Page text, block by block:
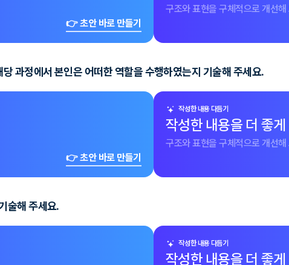
👉 초안 바로 만들기
구조와 표현을 구체적으로 개선해
과정에서 본인은 어떠한 역할을 수행하였는지 기술해 주세요.
👉 초안 바로 만들기
작성한 내용 다듬기
작성한 내용을 더 좋
구조와 표현을 구체적으로 개선해
술해 주세요.
작성한 내용 다듬기
작성한 내용을 더 좋